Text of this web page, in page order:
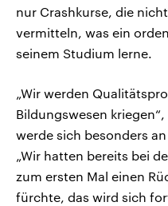
nur Crashkurse, die
vermitteln, was ein
seinem Studium lerne.
„Wir werden
Bildungswesen
werde sich besonders
„Wir hatten bereits bei
zum ersten Mal einen
fürchte, das wird sich